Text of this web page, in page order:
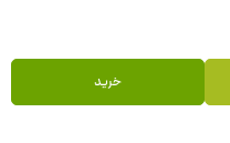
خرید